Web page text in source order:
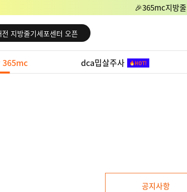
🎉365mc지방
지방줄기세포센터 오픈
전 지방줄기세포센터 오픈
지방줄기세포센터 오픈
미국 LA점 오픈
365mc dca밉살주사
공지사항